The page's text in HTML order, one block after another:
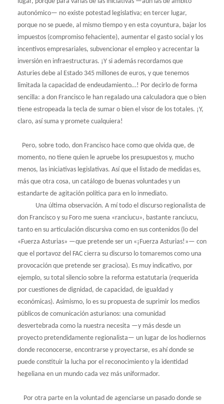
autonómico— no existe potestad legislativa; en tercer lugar,
porque no se puede, al mismo tiempo y en esta coyuntura, bajar los
impuestos (compromiso fehaciente), aumentar el gasto social y los
incentivos empresariales, subvencionar el empleo y acrecentar la
inversión en infraestructuras. ¡Y si además recordamos que
Asturies debe al Estado 345 millones de euros, y que tenemos
limitada la capacidad de endeudamiento…! Por decirlo de forma
sencilla: a don Francisco le han regalado una calculadora que o bien
tiene estropeada la tecla de sumar o bien el visor de los totales. ¡Y,
claro, así suma y promete cualquiera!
Pero, sobre todo, don Francisco hace como que olvida que, de
momento, no tiene quien le apruebe los presupuestos y, mucho
menos, las iniciativas legislativas. Así que el listado de medidas es,
más que otra cosa, un catálogo de buenas voluntades y un
estandarte de agitación política para en lo inmediato.
Una última observación. A mí todo el discurso regionalista de
don Francisco y su Foro me suena «ranciucu», bastante ranciucu,
tanto en su articulación discursiva como en sus contenidos (lo del
«Fuerza Asturias» —que pretende ser un «¡Fuerza Asturias!»— con
que el portavoz del FAC cierra su discurso lo tomaremos como una
provocación que pretende ser graciosa). Es muy indicativo, por
ejemplo, su total silencio sobre la reforma estatutaria (requerida
por cuestiones de dignidad, de capacidad, de igualdad y
económicas). Asimismo, lo es su propuesta de suprimir los medios
públicos de comunicación asturianos: una comunidad
desvertebrada como la nuestra necesita —y más desde un
proyecto pretendidamente regionalista— un lugar de los hodiernos
donde reconocerse, encontrarse y proyectarse, es ahí donde se
puede constituir la lucha por el reconocimiento y la identidad
hegeliana en un mundo cada vez más uniformador.
Por otra parte en la voluntad de agenciarse un pasado donde se